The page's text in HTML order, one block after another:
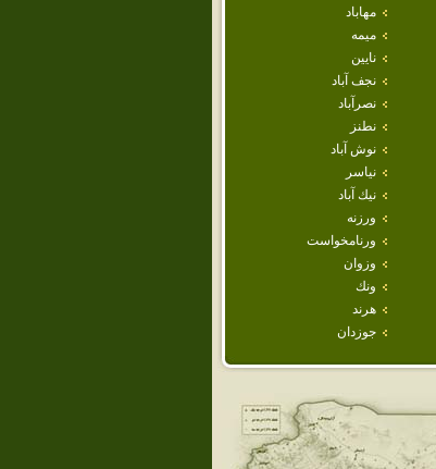
مهاباد
ميمه
نايين
نجف آباد
نصرآباد
نطنز
نوش آباد
نياسر
نيك آباد
ورزنه
ورنامخواست
وزوان
ونك
هرند
جوزدان